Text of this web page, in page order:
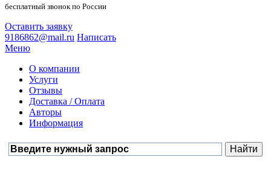
бесплатный звонок по России
Оставить заявку
9186862@mail.ru Написать
Меню
О компании
Услуги
Отзывы
Доставка / Оплата
Авторы
Информация